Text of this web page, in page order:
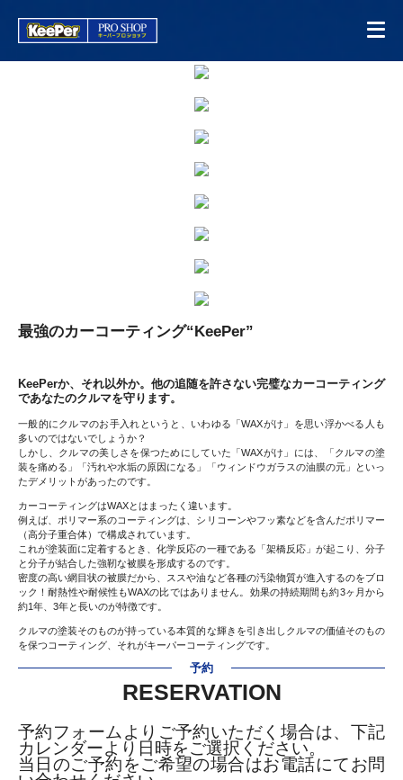
最強のカーコーティング“KeePer”
KeePerか、それ以外か。他の追随を許さない完璧なカーコーティング
であなたのクルマを守ります。
一般的にクルマのお手入れというと、いわゆる「WAXがけ」を思い浮かべる人も
多いのではないでしょうか？
しかし、クルマの美しさを保つためにしていた「WAXがけ」には、「クルマの塗
装を痛める」「汚れや水垢の原因になる」「ウィンドウガラスの油膜の元」といっ
たデメリットがあったのです。
カーコーティングはWAXとはまったく違います。
例えば、ポリマー系のコーティングは、シリコーンやフッ素などを含んだポリマー
（高分子重合体）で構成されています。
これが塗装面に定着するとき、化学反応の一種である「架橋反応」が起こり、分子
と分子が結合した強靭な被膜を形成するのです。
密度の高い網目状の被膜だから、ススや油など各種の汚染物質が進入するのをブロ
ック！耐熱性や耐候性もWAXの比ではありません。効果の持続期間も約3ヶ月から
約1年、3年と長いのが特徴です。
クルマの塗装そのものが持っている本質的な輝きを引き出しクルマの価値そのもの
を保つコーティング、それがキーパーコーティングです。
予約
RESERVATION
予約フォームよりご予約いただく場合は、下記
カレンダーより日時をご選択ください。
当日のご予約をご希望の場合はお電話にてお問